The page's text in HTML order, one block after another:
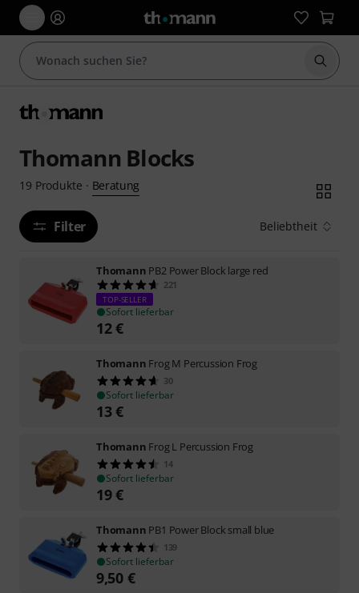
Suche
Thomann Blocks
19 Produkte · Beratung
Filter Beliebtheit
Thomann PB2 Power Block large red
221
TOP-SELLER
Sofort lieferbar
12€
Thomann Frog M Percussion Frog
30
Sofort lieferbar
13€
Thomann Frog L Percussion Frog
14
Sofort lieferbar
19€
Thomann PB1 Power Block small blue
139
Sofort lieferbar
9,50 €